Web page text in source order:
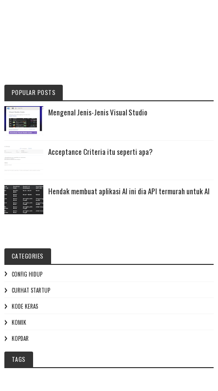
POPULAR POSTS
Mengenal Jenis-Jenis Visual Studio
Acceptance Criteria itu seperti apa?
Hendak membuat aplikasi AI ini dia API termurah untuk AI
CATEGORIES
CONFIG HIDUP
CURHAT STARTUP
KODE KERAS
KOMIK
KOPDAR
TAGS